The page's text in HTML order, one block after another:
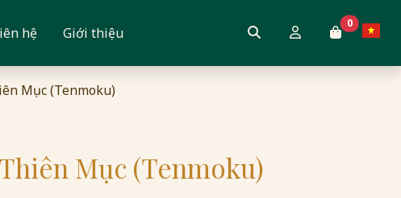
hệ Giới thiệu
0
Mục (Tenmoku)
Mục (Tenmoku)